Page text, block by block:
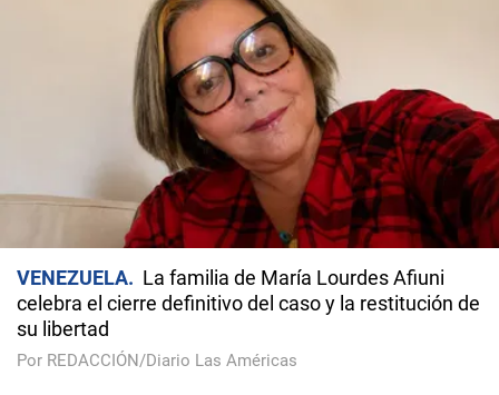
VENEZUELA
La familia de María Lourdes Afiuni
celebra el cierre definitivo del caso y la restitución de
su libertad
Por REDACCIÓN/Diario Las Américas